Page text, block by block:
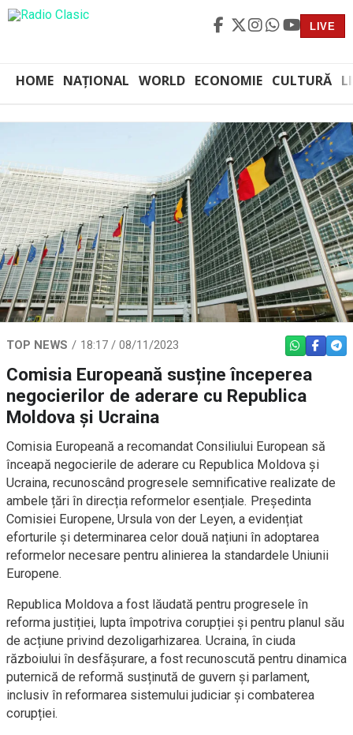
LIVE
HOME NAȚIONAL WORLD ECONOMIE CULTURĂ
TOP NEWS 18:17 / 08/11/2023 WHATSAPP
Comisia Europeană susține începerea
negocierilor de aderare cu Republica
Moldova și Ucraina
Comisia Europeană a recomandat Consiliului European să
înceapă negocierile de aderare cu Republica Moldova și
Ucraina, recunoscând progresele semnificative realizate de
ambele țări în direcția reformelor esențiale. Președinta
Comisiei Europene, Ursula von der Leyen, a evidențiat
eforturile și determinarea celor două națiuni în adoptarea
reformelor necesare pentru alinierea la standardele Uniunii
Europene.
Republica Moldova a fost lăudată pentru progresele în
reforma justiției, lupta împotriva corupției și pentru planul său
de acțiune privind dezoligarhizarea. Ucraina, în ciuda
războiului în desfășurare, a fost recunoscută pentru dinamica
puternică de reformă susținută de guvern și parlament,
inclusiv în reformarea sistemului judiciar și combaterea
corupției.